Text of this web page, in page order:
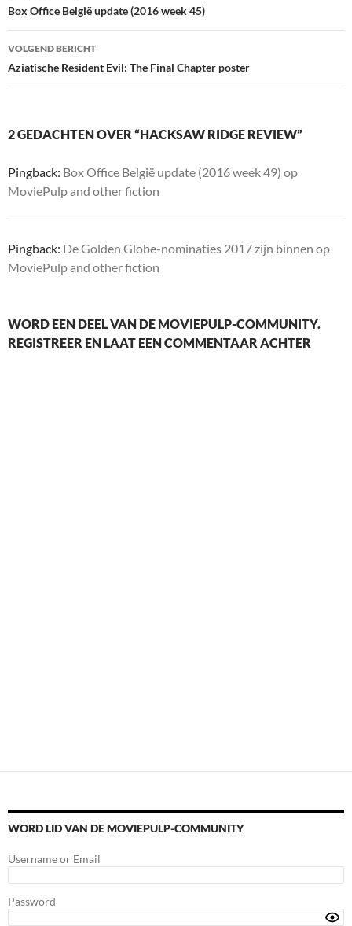
Box Office België update (2016 week 45)
VOLGEND BERICHT
Aziatische Resident Evil: The Final Chapter poster
2 GEDACHTEN OVER “HACKSAW RIDGE REVIEW”
Pingback: Box Office België update (2016 week 49) op
MoviePulp and other fiction
Pingback: De Golden Globe-nominaties 2017 zijn binnen op
MoviePulp and other fiction
WORD EEN DEEL VAN DE MOVIEPULP-COMMUNITY.
REGISTREER EN LAAT EEN COMMENTAAR ACHTER
WORD LID VAN DE MOVIEPULP-COMMUNITY
Username or Email
Password